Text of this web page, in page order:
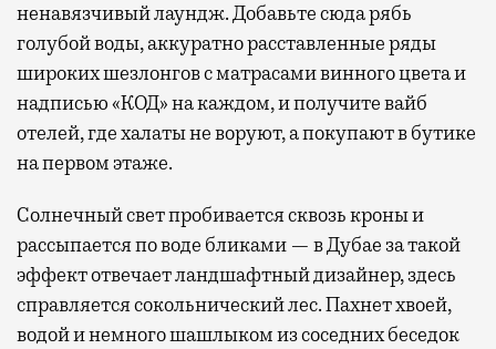
ненавязчивый лаундж. Добавьте сюда рябь
голубой воды, аккуратно расставленные ряды
широких шезлонгов с матрасами винного цвета и
надписью «КОД» на каждом, и получите вайб
отелей, где халаты не воруют, а покупают в бутике
на первом этаже.
Солнечный свет пробивается сквозь кроны и
рассыпается по воде бликами — в Дубае за такой
эффект отвечает ландшафтный дизайнер, здесь
справляется сокольнический лес. Пахнет хвоей,
водой и немного шашлыком из соседних беседок